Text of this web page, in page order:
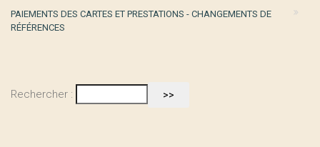
PAIEMENTS DES CARTES ET PRESTATIONS - CHANGEMENTS DE
RÉFÉRENCES
Rechercher :